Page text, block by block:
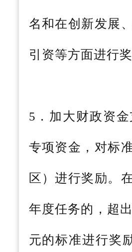
名和在创新发展
引资等方面进行
5．加大财政资
专项资金，对标
区）进行奖励。
年度任务的，超
元的标准进行奖